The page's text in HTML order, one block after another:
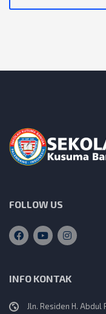
FOLLOW US
INFO KONTAK
Jln. Residen H. Abdul